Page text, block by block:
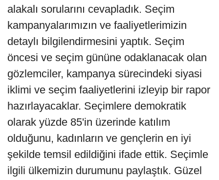
alakalı sorularını cevapladık. Seçim
kampanyalarımızın ve faaliyetlerimizin
detaylı bilgilendirmesini yaptık. Seçim
öncesi ve seçim gününe odaklanacak olan
gözlemciler, kampanya sürecindeki siyasi
iklimi ve seçim faaliyetlerini izleyip bir rapor
hazırlayacaklar. Seçimlere demokratik
olarak yüzde 85'in üzerinde katılım
olduğunu, kadınların ve gençlerin en iyi
şekilde temsil edildiğini ifade ettik. Seçimle
ilgili ülkemizin durumunu paylaştık. Güzel